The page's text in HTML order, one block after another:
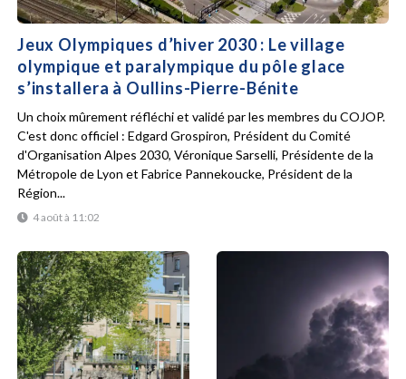
Jeux Olympiques d’hiver 2030 : Le village
olympique et paralympique du pôle glace
s’installera à Oullins-Pierre-Bénite
4 août à 11:02
Un choix mûrement réfléchi et validé par les membres du COJOP.
C'est donc officiel : Edgard Grospiron, Président du Comité
d'Organisation Alpes 2030, Véronique Sarselli, Présidente de la
Métropole de Lyon et Fabrice Pannekoucke, Président de la
Région...